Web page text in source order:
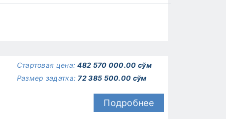
Стартовая цена:482 570 000.00 сўм
Размер задатка: 72 385 500.00 сўм
Подробнее